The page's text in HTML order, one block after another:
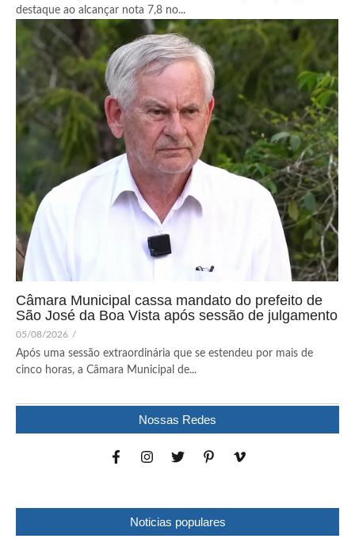
destaque ao alcançar nota 7,8 no...
Câmara Municipal cassa mandato do prefeito de
São José da Boa Vista após sessão de julgamento
05/08/2026 /
Após uma sessão extraordinária que se estendeu por mais de
cinco horas, a Câmara Municipal de...
Nossas Redes
Noticias populares